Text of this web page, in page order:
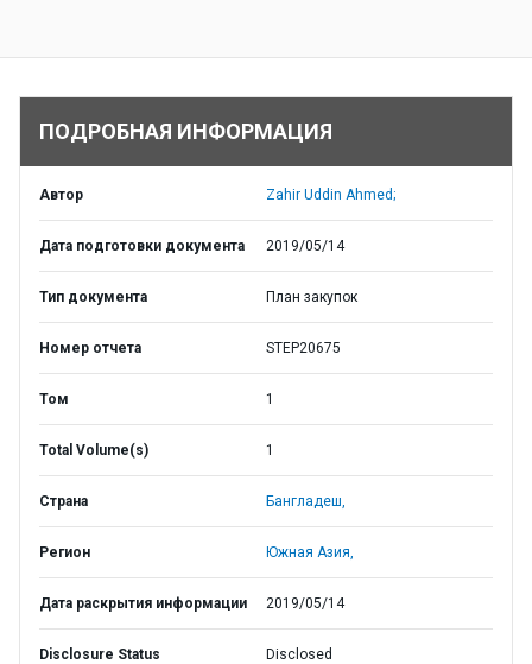
ПОДРОБНАЯ ИНФОРМАЦИЯ
Автор Zahir Uddin Ahmed;
Дата подготовки документа 2019/05/14
Тип документа План закупок
Номер отчета STEP20675
Том 1
Total Volume(s) 1
Страна Бангладеш,
Регион Южная Азия,
Дата раскрытия информации 2019/05/14
Disclosure Status Disclosed